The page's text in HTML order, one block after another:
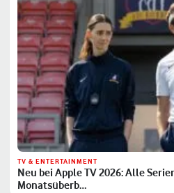
TV & ENTERTAINMENT
Neu bei Apple TV 2026: Alle
Monatsüberb…